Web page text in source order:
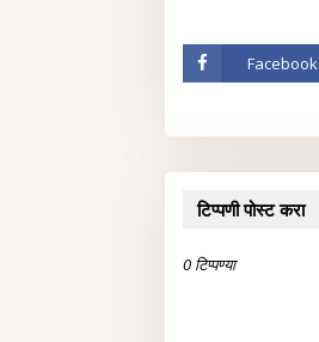
Facebook
टिप्पणी पोस्ट करा
0 टिप्पण्या